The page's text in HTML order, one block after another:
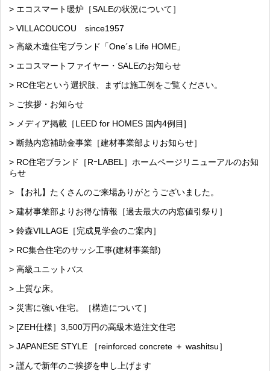
> エコスマート暖炉［SALEの状況について］
> VILLACOUCOU since1957
> 高級木造住宅ブランド「One´s Life HOME」
> エコスマートファイヤー・SALEのお知らせ
> RC住宅という選択肢、まずは施工例をご覧ください。
> ご挨拶・お知らせ
> メディア掲載［LEED for HOMES 国内4例目]
> 断熱内窓補助金事業［建材事業部よりお知らせ］
> RC住宅ブランド［RｰLABEL］ホームページリニューアルのお知
らせ
> 【お礼】たくさんのご来場ありがとうございました。
> 建材事業部よりお得な情報［過去最大の内窓値引祭り］
> 鈴森VILLAGE［完成見学会のご案内］
> RC集合住宅のサッシ工事(建材事業部)
> 高級ユニットバス
> 上質な床。
> 災害に強い住宅。［構造について］
> [ZEH仕様］3,500万円の高級木造注文住宅
> JAPANESE STYLE ［reinforced concrete ＋ washitsu］
> 謹んで新年のご挨拶を申し上げます